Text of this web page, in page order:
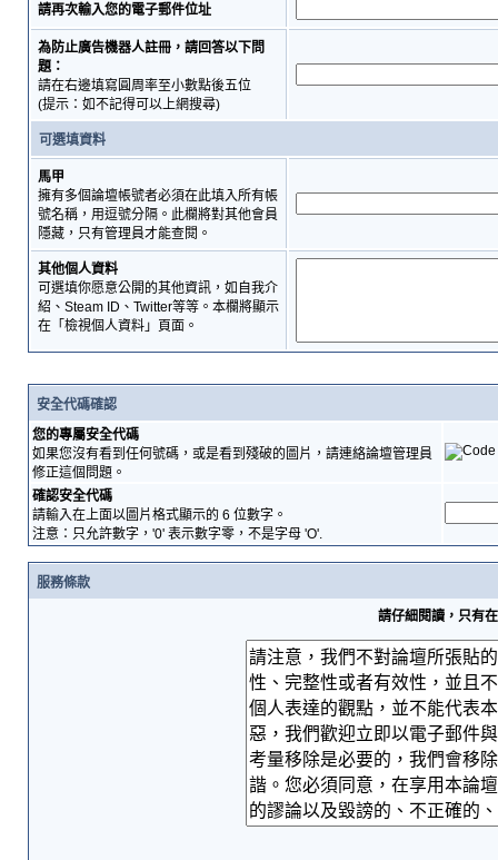
請再次輸入您的電子郵件位址
為防止廣告機器人註冊，請回答以下問
題：
請在右邊填寫圓周率至小數點後五位
(提示：如不記得可以上網搜尋)
可選填資料
馬甲
擁有多個論壇帳號者必須在此填入所有帳
號名稱，用逗號分隔。此欄將對其他會員
隱藏，只有管理員才能查閱。
其他個人資料
可選填你愿意公開的其他資訊，如自我介
紹、Steam ID、Twitter等等。本欄將顯示
在「檢視個人資料」頁面。
安全代碼確認
您的專屬安全代碼
如果您沒有看到任何號碼，或是看到殘破的圖片，請連絡論壇管理員
修正這個問題。
確認安全代碼
請輸入在上面以圖片格式顯示的 6 位數字。
注意：只允許數字，'0' 表示數字零，不是字母 'O'.
服務條款
請仔細閱讀，只有